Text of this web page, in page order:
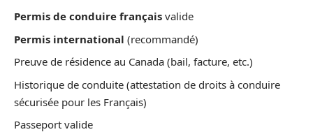
Permis de conduire français valide
Permis international (recommandé)
Preuve de résidence au Canada (bail, facture, etc.)
Historique de conduite (attestation de droits à conduire
sécurisée pour les Français)
Passeport valide